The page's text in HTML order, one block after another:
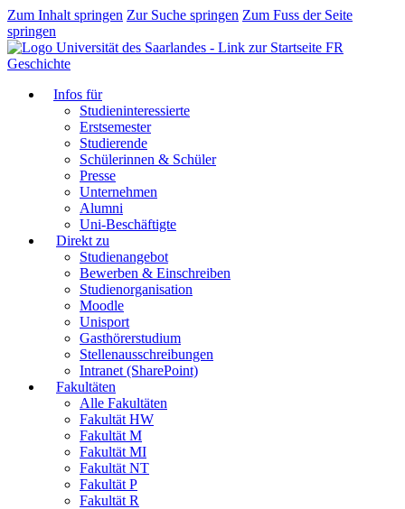
Zum Inhalt springen Zur Suche springen Zum Fuss der Seite
springen
FR
Geschichte
Infos für
Studieninteressierte
Erstsemester
Studierende
Schülerinnen & Schüler
Presse
Unternehmen
Alumni
Uni-Beschäftigte
Direkt zu
Studienangebot
Bewerben & Einschreiben
Studienorganisation
Moodle
Unisport
Gasthörerstudium
Stellenausschreibungen
Intranet (SharePoint)
Fakultäten
Alle Fakultäten
Fakultät HW
Fakultät M
Fakultät MI
Fakultät NT
Fakultät P
Fakultät R